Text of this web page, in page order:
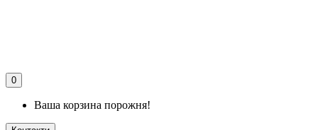
0
Ваша корзина порожня!